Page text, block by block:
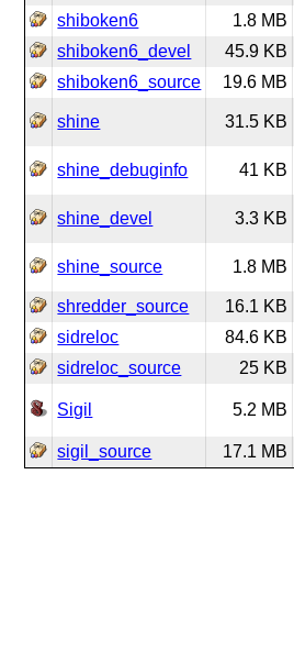
shiboken6
1.8 MB
shiboken6_devel
45.9 KB
shiboken6_source
19.6 MB
shine 31.5 KB
shine_debuginfo 41 KB
shine_devel 3.3 KB
shine_source 1.8 MB
shredder_source
16.1 KB
sidreloc
84.6 KB
sidreloc_source
25 KB
Sigil 5.2 MB
sigil_source 17.1 MB